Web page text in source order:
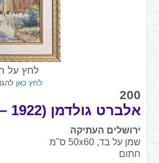
לחץ על
לחץ כאן
200
אלברט גולדמן (1922 – 2011)
ירושלים העתיקה
שמן על בד, 50x60 ס"מ
חתום